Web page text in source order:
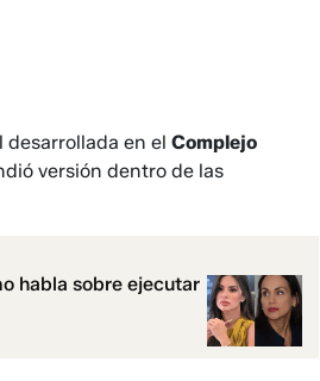
en el Complejo
versión dentro de las
habla sobre ejecutar